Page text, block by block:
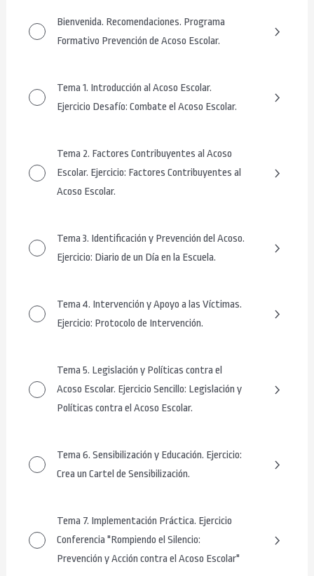
Bienvenida. Recomendaciones. Programa
Formativo Prevención de Acoso Escolar.
Tema 1. Introducción al Acoso Escolar.
Ejercicio Desafío: Combate el Acoso Escolar.
Tema 2. Factores Contribuyentes al Acoso
Escolar. Ejercicio: Factores Contribuyentes al
Acoso Escolar.
Tema 3. Identificación y Prevención del Acoso.
Ejercicio: Diario de un Día en la Escuela.
Tema 4. Intervención y Apoyo a las Víctimas.
Ejercicio: Protocolo de Intervención.
Tema 5. Legislación y Políticas contra el
Acoso Escolar. Ejercicio Sencillo: Legislación y
Políticas contra el Acoso Escolar.
Tema 6. Sensibilización y Educación. Ejercicio:
Crea un Cartel de Sensibilización.
Tema 7. Implementación Práctica. Ejercicio
Conferencia "Rompiendo el Silencio:
Prevención y Acción contra el Acoso Escolar"